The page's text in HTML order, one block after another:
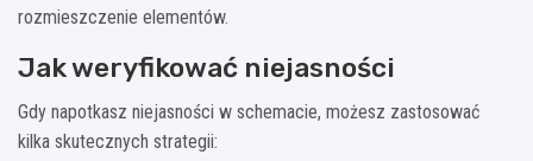
rozmieszczenie elementów.
Jak weryfikować niejasności
Gdy napotkasz niejasności w schemacie, możesz zastosować
kilka skutecznych strategii: